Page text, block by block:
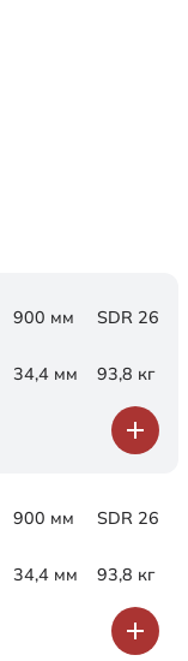
900 мм SDR 26
34,4 мм 93,8 кг
900 мм SDR 26
34,4 мм 93,8 кг